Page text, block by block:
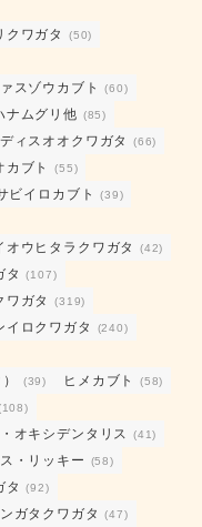
クワガタ (50)
スゾウカブト (60)
ナムグリ他 (85)
ィスオオクワガタ (66)
カブト (55)
ビイロカブト (39)
オウヒタラクワガタ (42)
タ (107)
ワガタ (319)
イロクワガタ (240)
(39) ヒメカブト (58)
オキシデンタリス (41)
・リッキー (58)
タ (92)
ガタクワガタ (47)